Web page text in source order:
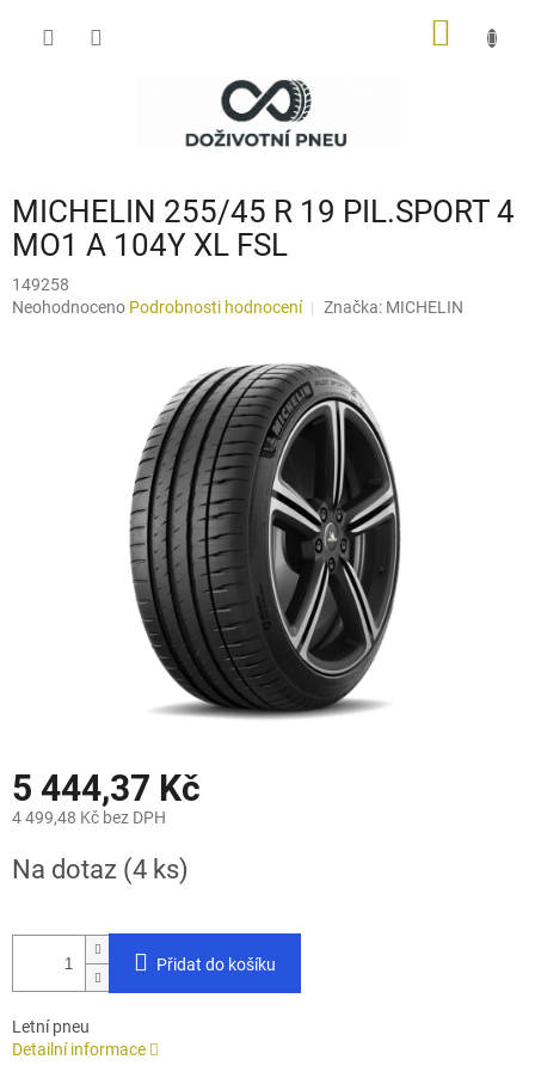
MICHELIN 255/45 R 19 PIL.SPORT 4
MO1 A 104Y XL FSL
149258
Průměrné
Neohodnoceno Podrobnosti hodnocení Značka: MICHELIN
5 444,37 Kč
4 499,48 Kč bez DPH
cena:
Na dotaz (4 ks)
Přidat do košíku
Letní pneu
Detailní informace